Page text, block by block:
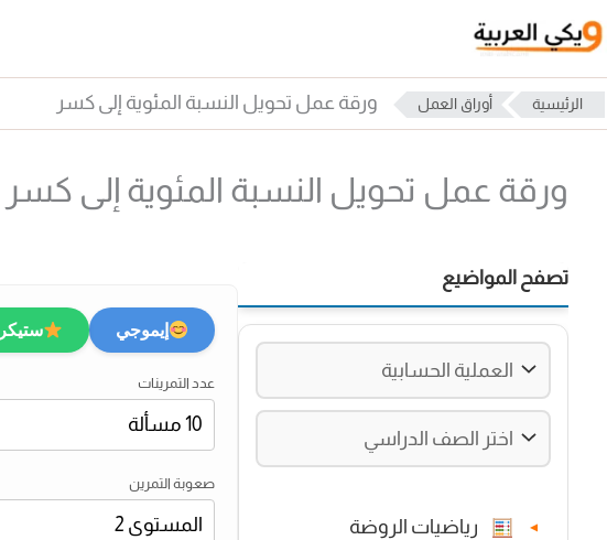
تخطي
إلى
المحتوى
الرئيسية أوراق العمل ورقة عمل تحويل النسبة المئوية إلى كسر
ورقة عمل تحويل النسبة المئوية إلى كسر
تصفح المواضيع
▼ رياضيات الروضة
إيموجي ستيكر
عدد التمرينات
صعوبة التمرين